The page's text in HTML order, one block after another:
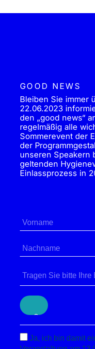
GOOD NEWS
Bleiben Sie immer
22.06.2023
den „good news“
regelmäßig alle
Sommerevent der
der
unseren Speakern
geltenden
Einlassprozess in
Ja, ich bin damit